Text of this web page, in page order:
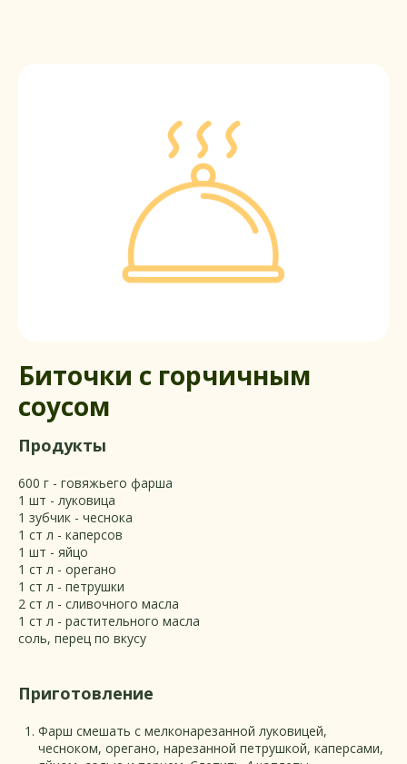
Биточки c горчичным
соусом
Продукты
600 г - говяжьего фарша
1 шт - луковица
1 зубчик - чеснока
1 ст л - каперсов
1 шт - яйцо
1 ст л - орегано
1 ст л - петрушки
2 ст л - сливочного масла
1 ст л - растительного масла
соль, перец по вкусу
Приготовление
Фарш смешать с мелконарезанной луковицей,
чесноком, орегано, нарезанной петрушкой, каперсами,